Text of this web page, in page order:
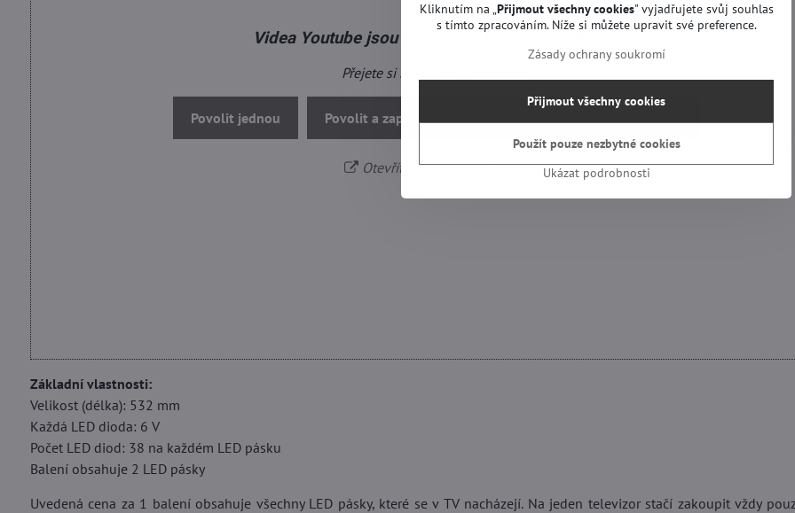
Videa Youtube jsou blokovány Volbami soukromí
Přejete si načíst Youtube video?
Povolit jednou Povolit a zapamatovat - souhlas s druhem cookie: Funkční
Otevřít video v novém okně
Základní vlastnosti:
Velikost (délka): 532 mm
Každá LED dioda: 6 V
Počet LED diod: 38 na každém LED pásku
Balení obsahuje 2 LED pásky
Uvedená cena za 1 balení obsahuje všechny LED pásky, které se v TV nacházejí. Na jeden televizor stačí zakoupit vždy
Kliknutím na „Přijmout všechny cookies" vyjadřujete svůj souhlas
s tímto zpracováním. Níže si můžete upravit své preference.
Zásady ochrany soukromí
Ukázat podrobnosti
Přijmout všechny cookies
Použít pouze nezbytné cookies